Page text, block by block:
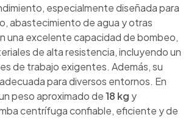
especialmente diseñada para
abastecimiento de agua y otras
una excelente capacidad de bombeo,
de alta resistencia, incluyendo un
de trabajo exigentes. Además, su
para diversos entornos. En
peso aproximado de18 kg y
centrífuga confiable, eficiente y de